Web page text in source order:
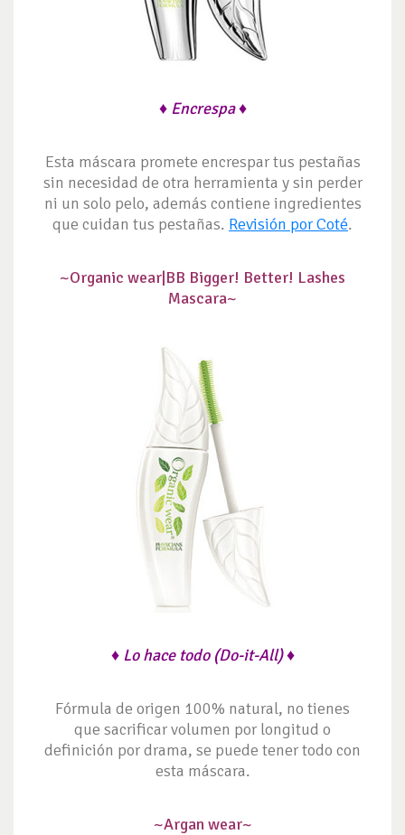
♦ Encrespa ♦
Esta máscara promete encrespar tus pestañas
sin necesidad de otra herramienta y sin perder
ni un solo pelo, además contiene ingredientes
que cuidan tus pestañas. Revisión por Coté.
~Organic wear|BB Bigger! Better! Lashes
Mascara~
♦ Lo hace todo (Do-it-All) ♦
Fórmula de origen 100% natural, no tienes
que sacrificar volumen por longitud o
definición por drama, se puede tener todo con
esta máscara.
~Argan wear~